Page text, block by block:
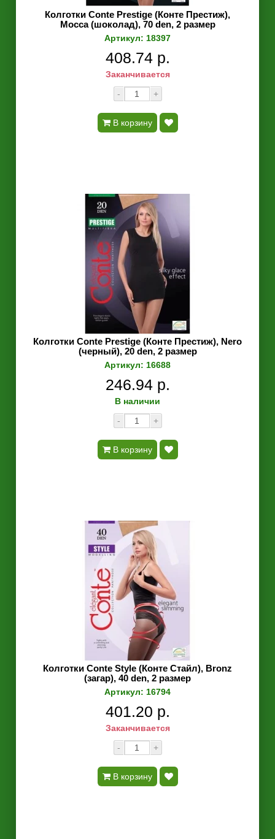
Колготки Conte Prestige (Конте Престиж),
Mocca (шоколад), 70 den, 2 размер
Артикул: 18397
408.74 р.
Заканчивается
-
+
В корзину
Колготки Conte Prestige (Конте Престиж), Nero
(черный), 20 den, 2 размер
Артикул: 16688
246.94 р.
В наличии
-
+
В корзину
Колготки Conte Style (Конте Стайл), Bronz
(загар), 40 den, 2 размер
Артикул: 16794
401.20 р.
Заканчивается
-
+
В корзину